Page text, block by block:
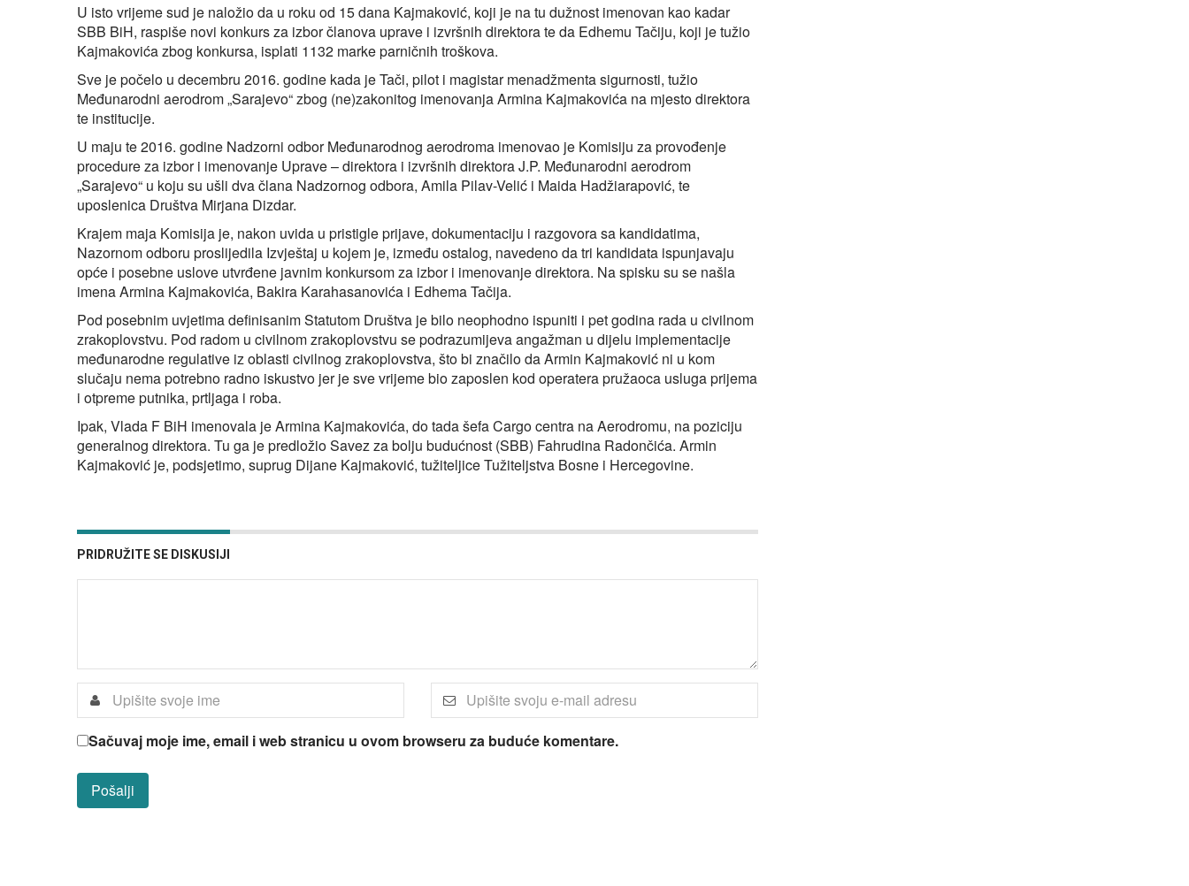
U isto vrijeme sud je naložio da u roku od 15 dana Kajmaković, koji je na tu dužnost imenovan kao kadar
SBB BiH, raspiše novi konkurs za izbor članova uprave i izvršnih direktora te da Edhemu Tačiju, koji je tužio
Kajmakovića zbog konkursa, isplati 1132 marke parničnih troškova.
Sve je počelo u decembru 2016. godine kada je Tači, pilot i magistar menadžmenta sigurnosti, tužio
Međunarodni aerodrom „Sarajevo“ zbog (ne)zakonitog imenovanja Armina Kajmakovića na mjesto direktora
te institucije.
U maju te 2016. godine Nadzorni odbor Međunarodnog aerodroma imenovao je Komisiju za provođenje
procedure za izbor i imenovanje Uprave – direktora i izvršnih direktora J.P. Međunarodni aerodrom
„Sarajevo“ u koju su ušli dva člana Nadzornog odbora, Amila Pilav-Velić i Maida Hadžiarapović, te
uposlenica Društva Mirjana Dizdar.
Krajem maja Komisija je, nakon uvida u pristigle prijave, dokumentaciju i razgovora sa kandidatima,
Nazornom odboru proslijedila Izvještaj u kojem je, između ostalog, navedeno da tri kandidata ispunjavaju
opće i posebne uslove utvrđene javnim konkursom za izbor i imenovanje direktora. Na spisku su se našla
imena Armina Kajmakovića, Bakira Karahasanovića i Edhema Tačija.
Pod posebnim uvjetima definisanim Statutom Društva je bilo neophodno ispuniti i pet godina rada u civilnom
zrakoplovstvu. Pod radom u civilnom zrakoplovstvu se podrazumijeva angažman u dijelu implementacije
međunarodne regulative iz oblasti civilnog zrakoplovstva, što bi značilo da Armin Kajmaković ni u kom
slučaju nema potrebno radno iskustvo jer je sve vrijeme bio zaposlen kod operatera pružaoca usluga prijema
i otpreme putnika, prtljaga i roba.
Ipak, Vlada F BiH imenovala je Armina Kajmakovića, do tada šefa Cargo centra na Aerodromu, na poziciju
generalnog direktora. Tu ga je predložio Savez za bolju budućnost (SBB) Fahrudina Radončića. Armin
Kajmaković je, podsjetimo, suprug Dijane Kajmaković, tužiteljice Tužiteljstva Bosne i Hercegovine.
PRIDRUŽITE SE DISKUSIJI
Sačuvaj moje ime, email i web stranicu u ovom browseru za buduće komentare.